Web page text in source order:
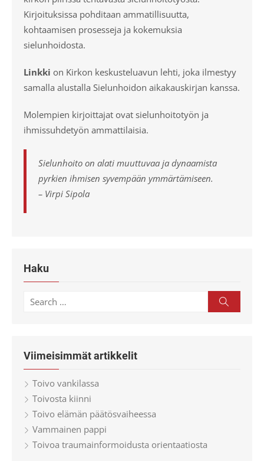
Kirjoituksissa pohditaan ammatillisuutta,
kohtaamisen prosesseja ja kokemuksia
sielunhoidosta.
Linkki on Kirkon keskusteluavun lehti, joka ilmestyy
samalla alustalla Sielunhoidon aikakauskirjan kanssa.
Molempien kirjoittajat ovat sielunhoitotyön ja
ihmissuhdetyön ammattilaisia.
Sielunhoito on alati muuttuvaa ja dynaamista
pyrkien ihmisen syvempään ymmärtämiseen.
– Virpi Sipola
Haku
Search
Viimeisimmät artikkelit
Toivo vankilassa
Toivosta kiinni
Toivo elämän päätösvaiheessa
Vammainen pappi
Toivoa traumainformoidusta orientaatiosta